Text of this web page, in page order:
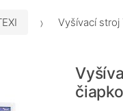
Vyšívací stroj